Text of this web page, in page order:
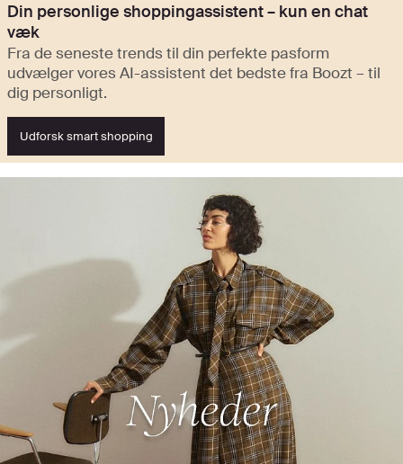
Din personlige shoppingassistent – kun en chat
væk
Fra de seneste trends til din perfekte pasform
udvælger vores AI-assistent det bedste fra Boozt – til
dig personligt.
Udforsk smart shopping
Se nyhederne og opdag højdepunkterne